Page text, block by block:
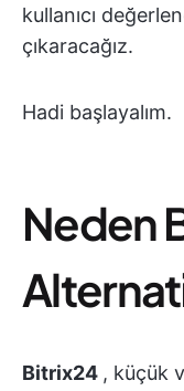
kullanıcı
çıkaracağız.
Hadi başlayalım.
Neden
Bitrix24 , küçük